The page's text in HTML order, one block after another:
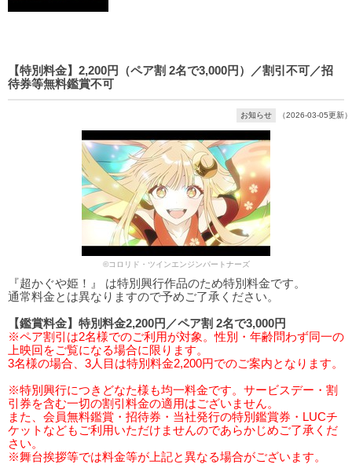
【特別料金】2,200円（ペア割 2名で3,000円）／割引不可／招
待券等無料鑑賞不可
お知らせ （2026-03-05更新）
©コロリド・ツインエンジンパートナーズ
『超かぐや姫！』 は特別興行作品のため特別料金です。
通常料金とは異なりますので予めご了承ください。
【鑑賞料金】特別料金2,200円／ペア割 2名で3,000円
※ペア割引は2名様でのご利用が対象。性別・年齢問わず同一の
上映回をご覧になる場合に限ります。
3名様の場合、3人目は特別料金2,200円でのご案内となります。
※特別興行につきどなた様も均一料金です。サービスデー・割
引券を含む一切の割引料金の適用はございません。
また、会員無料鑑賞・招待券・当社発行の特別鑑賞券・LUCチ
ケットなどもご利用いただけませんのであらかじめご了承くだ
さい。
※舞台挨拶等では料金等が上記と異なる場合がございます。